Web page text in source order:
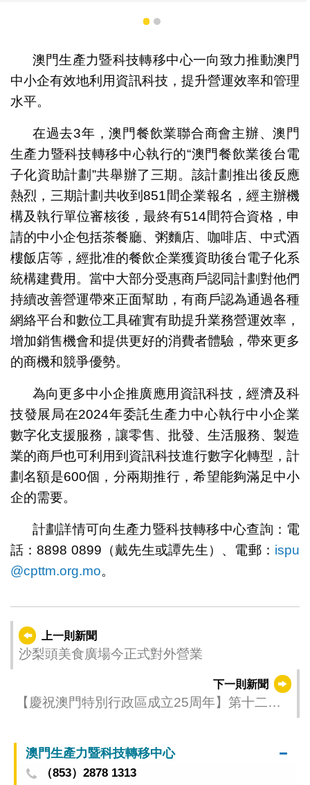
1 2
澳門生產力暨科技轉移中心一向致力推動澳門
中小企有效地利用資訊科技，提升營運效率和管理
水平。
在過去3年，澳門餐飲業聯合商會主辦、澳門
生產力暨科技轉移中心執行的“澳門餐飲業後台電
子化資助計劃”共舉辦了三期。該計劃推出後反應
熱烈，三期計劃共收到851間企業報名，經主辦機
構及執行單位審核後，最終有514間符合資格，申
請的中小企包括茶餐廳、粥麵店、咖啡店、中式酒
樓飯店等，經批准的餐飲企業獲資助後台電子化系
統構建費用。當中大部分受惠商戶認同計劃對他們
持續改善營運帶來正面幫助，有商戶認為通過各種
網絡平台和數位工具確實有助提升業務營運效率，
增加銷售機會和提供更好的消費者體驗，帶來更多
的商機和競爭優勢。
為向更多中小企推廣應用資訊科技，經濟及科
技發展局在2024年委託生產力中心執行中小企業
數字化支援服務，讓零售、批發、生活服務、製造
業的商戶也可利用到資訊科技進行數字化轉型，計
劃名額是600個，分兩期推行，希望能夠滿足中小
企的需要。
計劃詳情可向生產力暨科技轉移中心查詢：電
話：8898 0899（戴先生或譚先生）、電郵： ispu
@cpttm.org.mo。
上一則新聞
沙梨頭美食廣場今正式對外營業
下一則新聞
【慶祝澳門特別行政區成立25周年】第十二屆
澳門生產力暨科技轉移中心
（853）2878 1313